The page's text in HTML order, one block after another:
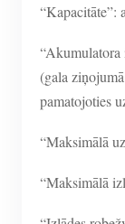
“Kapacitāte”:
“Akumulatora
(gala
pamatojoties
“Maksimālā
“Maksimālā